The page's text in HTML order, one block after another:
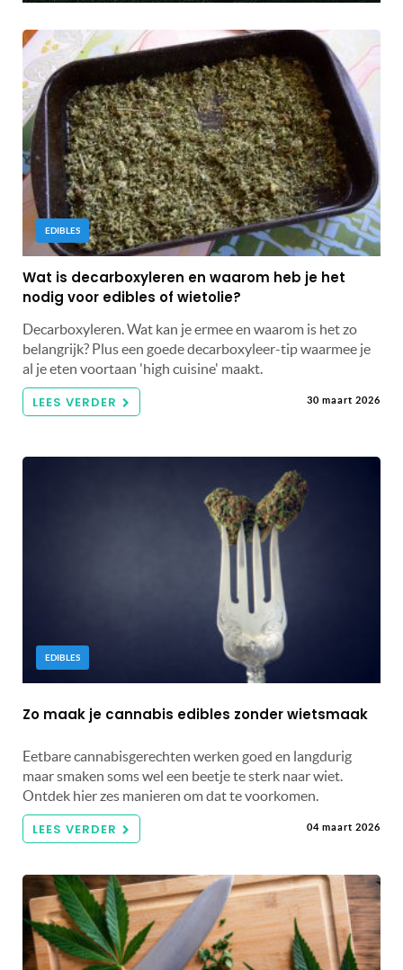
EDIBLES
Wat is decarboxyleren en waarom heb je het
nodig voor edibles of wietolie?
Decarboxyleren. Wat kan je ermee en waarom is het zo
belangrijk? Plus een goede decarboxyleer-tip waarmee je
al je eten voortaan 'high cuisine' maakt.
LEES VERDER 30 maart 2026
EDIBLES
Zo maak je cannabis edibles zonder wietsmaak
Eetbare cannabisgerechten werken goed en langdurig
maar smaken soms wel een beetje te sterk naar wiet.
Ontdek hier zes manieren om dat te voorkomen.
LEES VERDER 04 maart 2026